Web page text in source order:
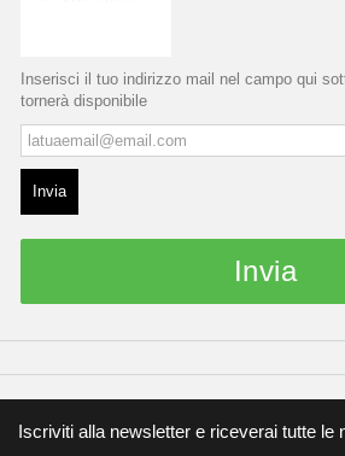
Inserisci il tuo indirizzo mail nel campo qui
tornerà disponibile
Invia
Invia
Iscriviti alla newsletter e riceverai tutte le